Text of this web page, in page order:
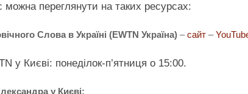
переглянути на таких ресурсах:
Слова в Україні (EWTN Україна) –сайт –
у Києві: понеділок-п’ятниця о 15:00.
у Києві: